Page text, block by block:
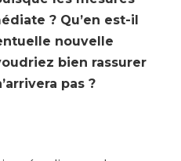
? Qu’en est-il
nouvelle
bien rassurer
pas ?